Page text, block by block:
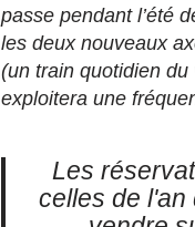
passe pendant l’été
les deux nouveaux
(un train quotidien
exploitera une
Les
celles de l'an